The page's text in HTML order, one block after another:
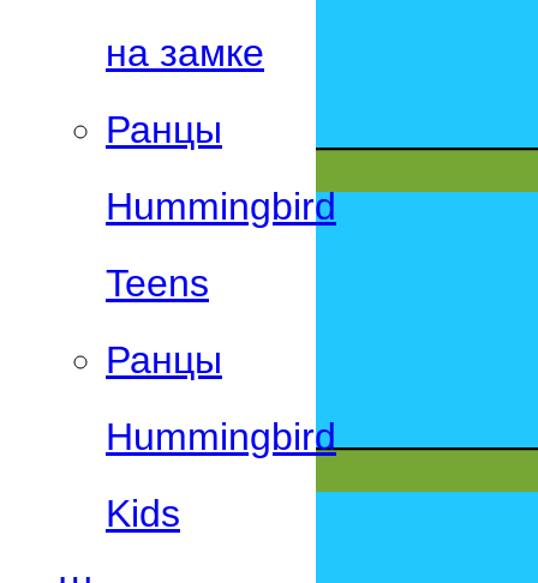
на замке
Ранцы
Hummingbird
Teens
Ранцы
Hummingbird
Kids